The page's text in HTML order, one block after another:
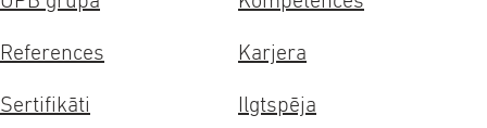
References Karjera
Sertifikāti Ilgtspēja